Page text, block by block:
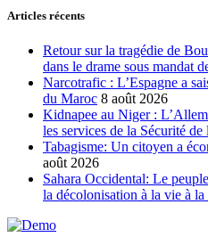
Articles récents
Retour sur la tragédie de
dans le drame sous mandat
Narcotrafic : L’Espagne a
du Maroc 8 août 2026
Kidnapee au Niger :
les services de la Sécurité de
Tabagisme: Un citoyen a
août 2026
Sahara Occidental: Le
la décolonisation à la vie à la